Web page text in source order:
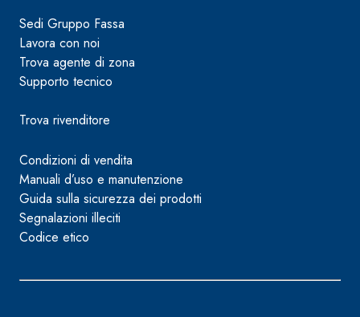
Sedi Gruppo Fassa
Lavora con noi
Trova agente di zona
Supporto tecnico
Trova rivenditore
Condizioni di vendita
Manuali d’uso e manutenzione
Guida sulla sicurezza dei prodotti
Segnalazioni illeciti
Codice etico